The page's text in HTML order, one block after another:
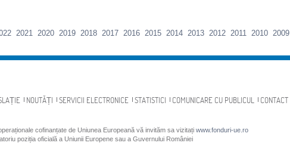
2021 2020 2019 2018 2017 2016 2015 2014 2013 2012 2011 2010 2009
NOUTĂȚI SERVICII ELECTRONICE STATISTICI COMUNICARE CU PUBLICUL CONTACT
cofinanțate de Uniunea Europeană vă invităm sa vizitați www.fonduri-ue.ro
poziția oficială a Uniunii Europene sau a Guvernului României